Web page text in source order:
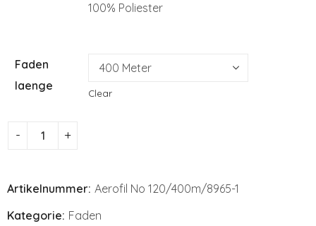
100% Poliester
Faden
laenge
Clear
Artikelnummer: Aerofil No 120/400m/8965-1
Kategorie: Faden